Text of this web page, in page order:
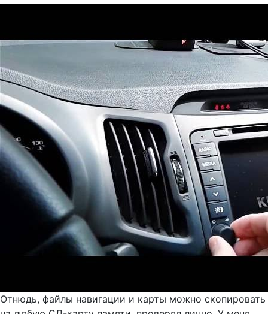
Отнюдь, файлы навигации и карты можно скопировать